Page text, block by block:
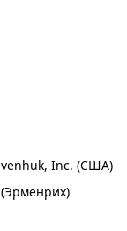
Inc. (США)